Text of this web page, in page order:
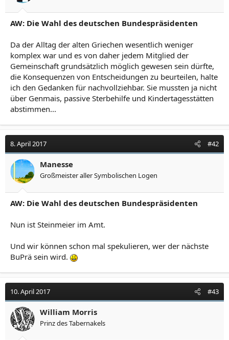
AW: Die Wahl des deutschen Bundespräsidenten
Da der Alltag der alten Griechen wesentlich weniger
komplex war und es von daher jedem Mitglied der
Gemeinschaft grundsätzlich möglich gewesen sein dürfte,
die Konsequenzen von Entscheidungen zu beurteilen, halte
ich den Gedanken für nachvollziehbar. Sie mussten ja nicht
über Genmais, passive Sterbehilfe und Kindertagesstätten
abstimmen...
8. April 2017 #42
Manesse
Großmeister aller Symbolischen Logen
AW: Die Wahl des deutschen Bundespräsidenten
Nun ist Steinmeier im Amt.
Und wir können schon mal spekulieren, wer der nächste
BuPrä sein wird.
10. April 2017 #43
William Morris
Prinz des Tabernakels